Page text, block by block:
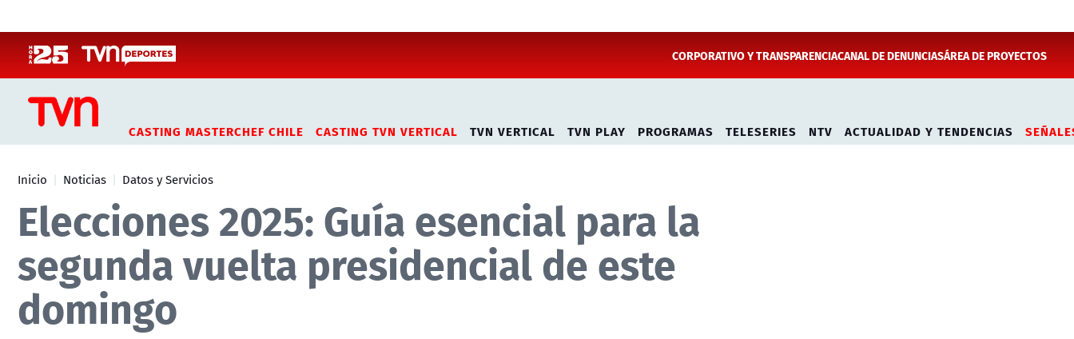
CORPORATIVO Y TRANSPARENCIACANAL DE DENUNCIASÁREA DE PROYECTOS
CASTING MASTERCHEF CHILE CASTING TVN VERTICAL TVN VERTICAL TVN PLAY PROGRAMAS TELESERIES NTV ACTUALIDAD Y TENDENCIAS
Inicio Noticias Datos y Servicios
Elecciones 2025: Guía esencial para la
segunda vuelta presidencial de este
domingo